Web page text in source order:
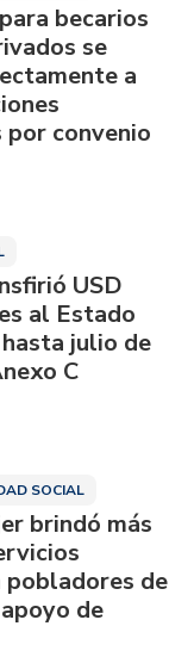
becarios
se
a
convenio
USD
al Estado
julio de
C
SOCIAL
brindó más
de
de